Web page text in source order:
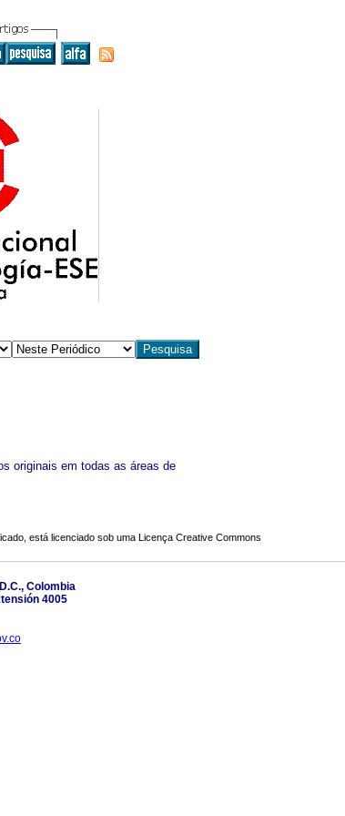
originais em todas as áreas de
está licenciado sob uma Licença Creative Commons
Colombia
4005